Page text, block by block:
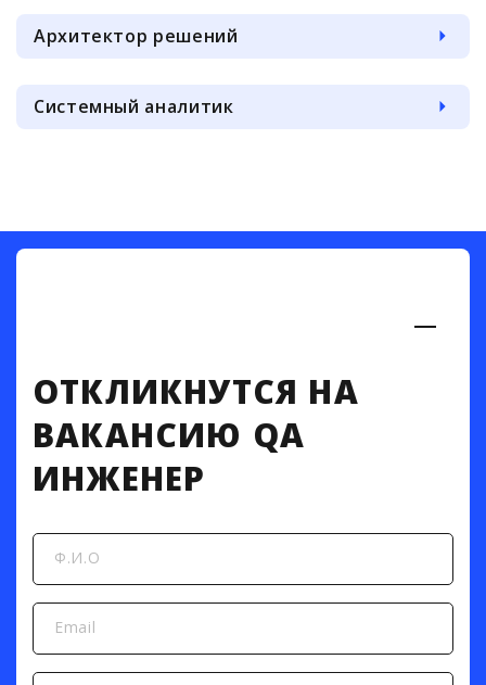
Архитектор решений
Системный аналитик
ОТКЛИКНУТСЯ НА
ВАКАНСИЮ QA
ИНЖЕНЕР
Ф.И.О
Email